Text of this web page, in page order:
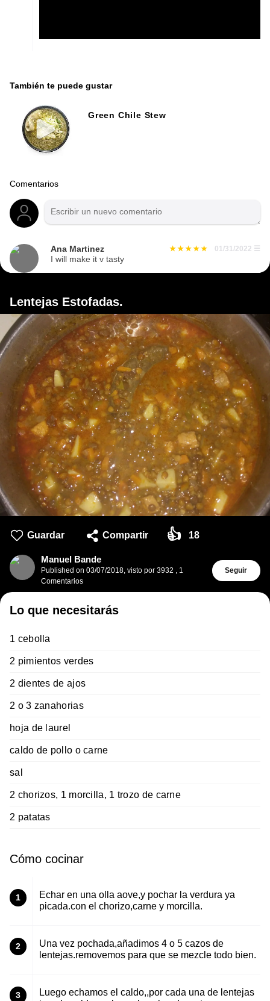
También te puede gustar
Green Chile Stew
Comentarios
Ana Martinez 01/31/2022 ☰
I will make it v tasty
Lentejas Estofadas.
Guardar Compartir 👍 18
Manuel Bande
Published on 03/07/2018, visto por 3932 , 1
Comentarios
Seguir
Lo que necesitarás
1 cebolla
2 pimientos verdes
2 dientes de ajos
2 o 3 zanahorias
hoja de laurel
caldo de pollo o carne
sal
2 chorizos, 1 morcilla, 1 trozo de carne
2 patatas
Cómo cocinar
1
Echar en una olla aove,y pochar la verdura ya
picada.con el chorizo,carne y morcilla.
2
Una vez pochada,añadimos 4 o 5 cazos de
lentejas.removemos para que se mezcle todo bien.
3
Luego echamos el caldo,,por cada una de lentejas